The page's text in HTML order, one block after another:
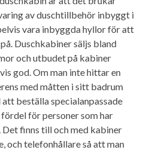
av duschtillbehör inbyggt i
vara inbyggda hyllor för att
Duschkabiner säljs bland
och utbudet på kabiner
god. Om man inte hittar en
med måtten i sitt badrum
beställa specialanpassade
för personer som har
finns till och med kabiner
och telefonhållare så att man